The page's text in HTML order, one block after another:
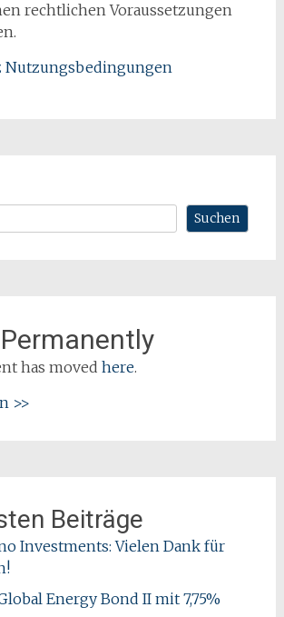
rechtlichen Voraussetzungen
Nutzungsbedingungen
Suchen
has moved here.
>>
Beiträge
Investments: Vielen Dank für
Energy Bond II mit 7,75%